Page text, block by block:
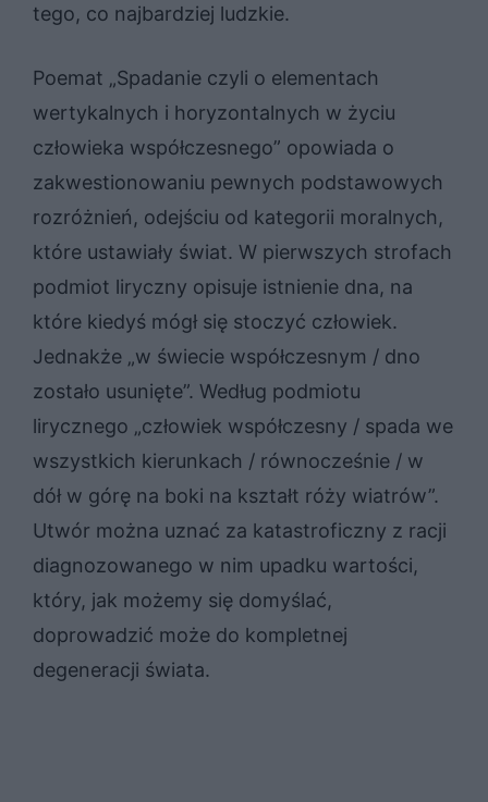
tego, co najbardziej ludzkie.
Poemat „Spadanie czyli o elementach
wertykalnych i horyzontalnych w życiu
człowieka współczesnego” opowiada o
zakwestionowaniu pewnych podstawowych
rozróżnień, odejściu od kategorii moralnych,
które ustawiały świat. W pierwszych strofach
podmiot liryczny opisuje istnienie dna, na
które kiedyś mógł się stoczyć człowiek.
Jednakże „w świecie współczesnym / dno
zostało usunięte”. Według podmiotu
lirycznego „człowiek współczesny / spada we
wszystkich kierunkach / równocześnie / w
dół w górę na boki na kształt róży wiatrów”.
Utwór można uznać za katastroficzny z racji
diagnozowanego w nim upadku wartości,
który, jak możemy się domyślać,
doprowadzić może do kompletnej
degeneracji świata.